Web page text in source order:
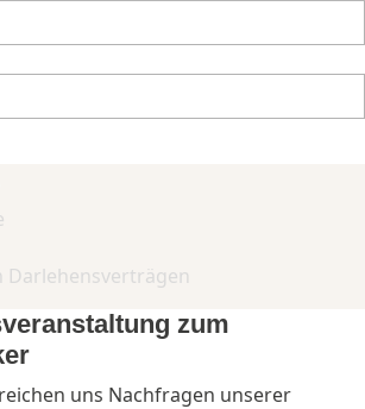
Darlehensverträgen
zum
uns Nachfragen unserer